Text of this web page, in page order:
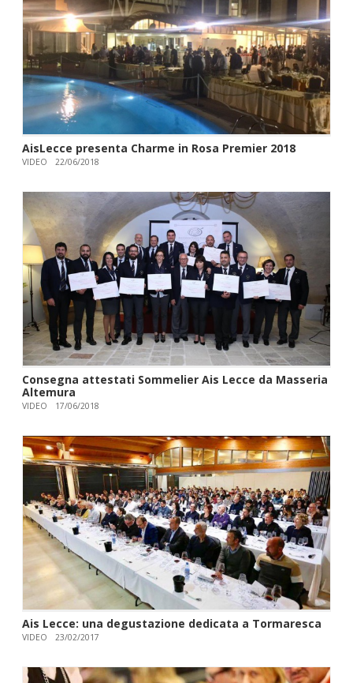
AisLecce presenta Charme in Rosa Premier 2018
VIDEO 22/06/2018
Consegna attestati Sommelier Ais Lecce da Masseria
Altemura
VIDEO 17/06/2018
Ais Lecce: una degustazione dedicata a Tormaresca
VIDEO 23/02/2017